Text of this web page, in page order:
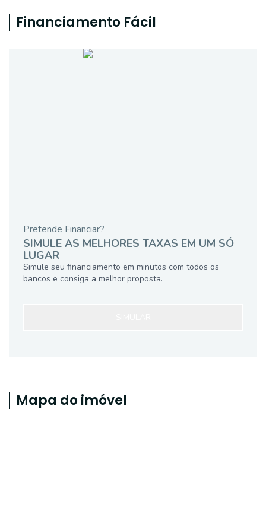
Financiamento Fácil
Pretende Financiar?
SIMULE AS MELHORES TAXAS EM UM SÓ
LUGAR
Simule seu financiamento em minutos com todos os
bancos e consiga a melhor proposta.
Mapa do imóvel